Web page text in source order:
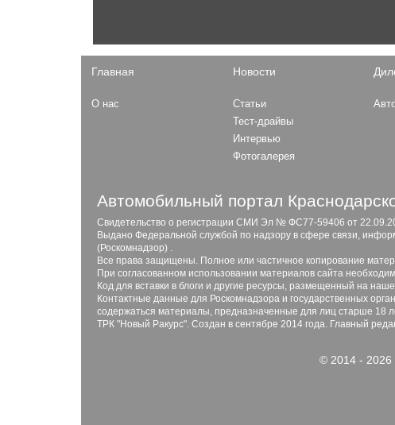
Главная
О нас
Новости
Статьи
Тест-драйвы
Интервью
Фотогалерея
Автомобильный портал
Свидетельство о регистрации СМИ Эл № ФС77-59406 от
Выдано Федеральной службой по надзору в сфере связи,
(Роскомнадзор) .
Все права защищены. Полное или частичное копирование
При согласованном использовании материалов сайта
Код для вставки в блоги и другие ресурсы, размещенный на
Контактные данные для Роскомнадзора и государственных
содержаться материалы, предназначенные для лиц старше 18
ТРК "Новый Ракурс". Создан в сентябре 2014 года. Главный
© 2014 - 2026